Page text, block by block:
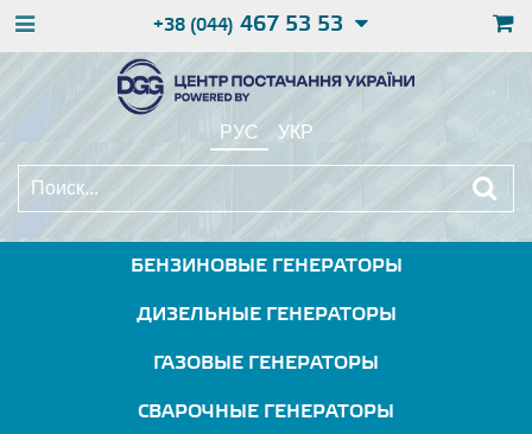
+38 (044) 467 53 53
РУС УКР
БЕНЗИНОВЫЕ ГЕНЕРАТОРЫ
ДИЗЕЛЬНЫЕ ГЕНЕРАТОРЫ
ГАЗОВЫЕ ГЕНЕРАТОРЫ
СВАРОЧНЫЕ ГЕНЕРАТОРЫ